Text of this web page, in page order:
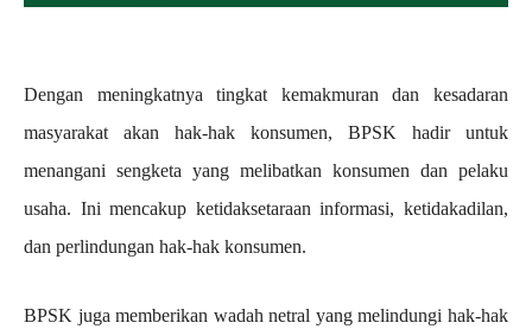
Dengan meningkatnya tingkat kemakmuran dan kesadaran
masyarakat akan hak-hak konsumen, BPSK hadir untuk
menangani sengketa yang melibatkan konsumen dan pelaku
usaha. Ini mencakup ketidaksetaraan informasi, ketidakadilan,
dan perlindungan hak-hak konsumen.
BPSK juga memberikan wadah netral yang melindungi hak-hak